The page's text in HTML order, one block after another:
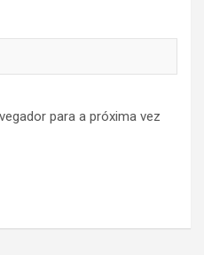
para a próxima vez